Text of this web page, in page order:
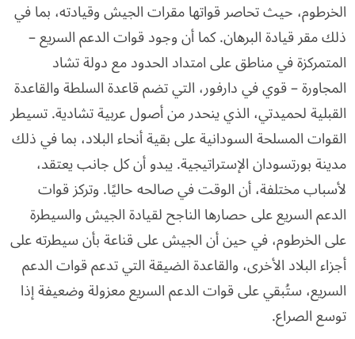
الخرطوم، حيث تحاصر قواتها مقرات الجيش وقيادته، بما في
ذلك مقر قيادة البرهان. كما أن وجود قوات الدعم السريع –
المتمركزة في مناطق على امتداد الحدود مع دولة تشاد
المجاورة – قوي في دارفور، التي تضم قاعدة السلطة والقاعدة
القبلية لحميدتي، الذي ينحدر من أصول عربية تشادية. تسيطر
القوات المسلحة السودانية على بقية أنحاء البلاد، بما في ذلك
مدينة بورتسودان الإستراتيجية. يبدو أن كل جانب يعتقد،
لأسباب مختلفة، أن الوقت في صالحه حاليًا. وتركز قوات
الدعم السريع على حصارها الناجح لقيادة الجيش والسيطرة
على الخرطوم، في حين أن الجيش على قناعة بأن سيطرته على
أجزاء البلاد الأخرى، والقاعدة الضيقة التي تدعم قوات الدعم
السريع، ستُبقي على قوات الدعم السريع معزولة وضعيفة إذا
توسع الصراع.